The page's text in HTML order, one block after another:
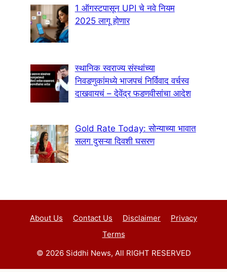
1 ऑगस्टपासून UPI चे नवे नियम
2025 लागू होणार
स्थानिक स्वराज्य संस्थांच्या
निवडणुकांमध्ये भाजपचं निर्विवाद वर्चस्व
दाखवायचं – देवेंद्र फडणवीसांचा आदेश
Gold Rate Today: सोन्याच्या भावात
सलग दुसऱ्या दिवशी घसरण
About Us Contact Us Disclaimer
Privacy
Terms
© 2026 Siddhi News, All RIGHT RESERVED